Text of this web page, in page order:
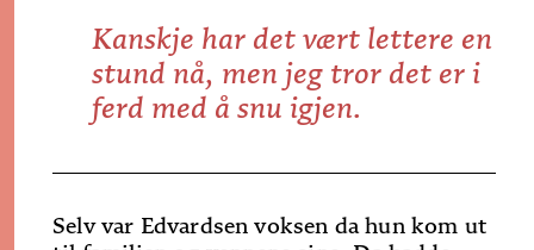
Kanskje har det vært lettere en
stund nå, men jeg tror det er i
ferd med å snu igjen.
Selv var Edvardsen voksen da hun kom ut